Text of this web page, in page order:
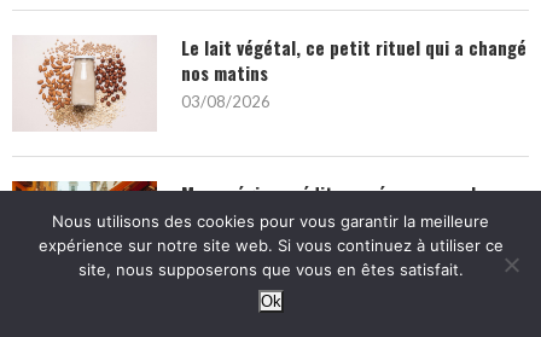
Le lait végétal, ce petit rituel qui a changé
nos matins
03/08/2026
Menu régime méditerranéen : exemple
simple sur 7 jours
02/08/2026
Nous utilisons des cookies pour vous garantir la meilleure
expérience sur notre site web. Si vous continuez à utiliser ce
site, nous supposerons que vous en êtes satisfait.
Ok